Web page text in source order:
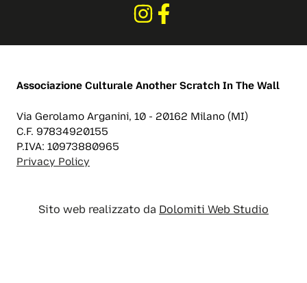
Associazione Culturale Another Scratch In The Wall
Via Gerolamo Arganini, 10 - 20162 Milano (MI)
C.F. 97834920155
P.IVA: 10973880965
Privacy Policy
Sito web realizzato da Dolomiti Web Studio